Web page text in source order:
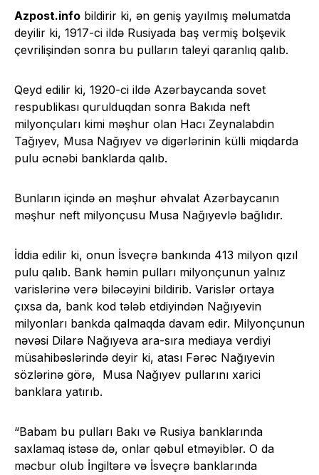
Azpost.info bildirir ki, ən geniş yayılmış məlumatda
deyilir ki, 1917-ci ildə Rusiyada baş vermiş bolşevik
çevrilişindən sonra bu pulların taleyi qaranlıq qalıb.
Qeyd edilir ki, 1920-ci ildə Azərbaycanda sovet
respublikası qurulduqdan sonra Bakıda neft
milyonçuları kimi məşhur olan Hacı Zeynalabdin
Tağıyev, Musa Nağıyev və digərlərinin külli miqdarda
pulu əcnəbi banklarda qalıb.
Bunların içində ən məşhur əhvalat Azərbaycanın
məşhur neft milyonçusu Musa Nağıyevlə bağlıdır.
İddia edilir ki, onun İsveçrə bankında 413 milyon qızıl
pulu qalıb. Bank həmin pulları milyonçunun yalnız
varislərinə verə biləcəyini bildirib. Varislər ortaya
çıxsa da, bank kod tələb etdiyindən Nağıyevin
milyonları bankda qalmaqda davam edir. Milyonçunun
nəvəsi Dilarə Nağıyeva ara-sıra mediaya verdiyi
müsahibəslərində deyir ki, atası Fərəc Nağıyevin
sözlərinə görə, Musa Nağıyev pullarını xarici
banklara yatırıb.
“Babam bu pulları Bakı və Rusiya banklarında
saxlamaq istəsə də, onlar qəbul etməyiblər. O da
məcbur olub İngiltərə və İsveçrə banklarında